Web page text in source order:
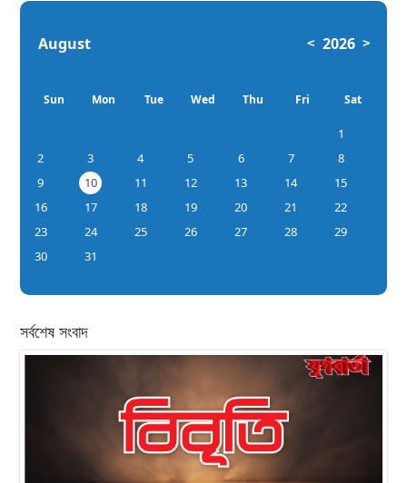
August < 2026 >
Sun Mon Tue Wed Thu Fri Sat
1
2
3 4 5 6 7
8
9
10 11 12 13 14
15
16
17 18 19 20 21
22
23
24 25 26 27 28
29
30
31
সর্বশেষ সংবাদ